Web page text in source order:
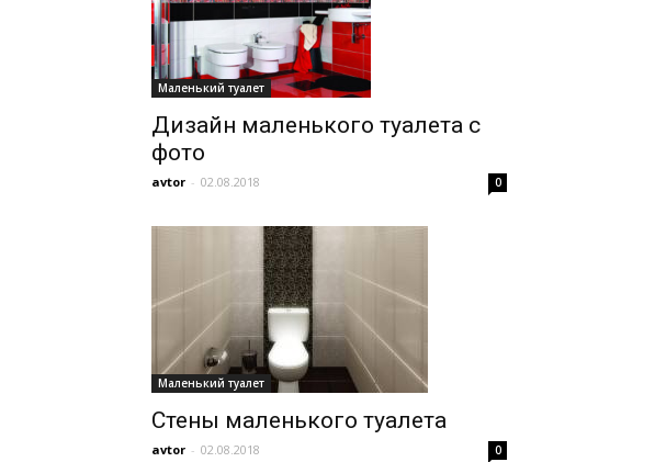
Маленький туалет
Дизайн маленького туалета с
фото
avtor - 02.08.2018 0
Маленький туалет
Стены маленького туалета
avtor - 02.08.2018 0